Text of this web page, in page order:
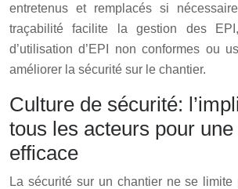
entretenus et remplacés si
traçabilité facilite la gestion des
d’utilisation d’EPI non conformes ou
améliorer la sécurité sur le chantier.
Culture de sécurité:
tous les acteurs pour
efficace
La sécurité sur un chantier ne se limite